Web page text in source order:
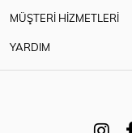
MÜŞTERİ HİZMETLERİ
YARDIM